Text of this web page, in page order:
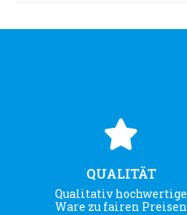
QUALITÄT
Qualitativ hochwertige
Ware zu fairen Preisen